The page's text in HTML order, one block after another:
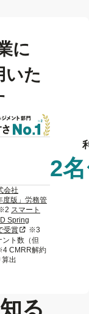
に
いた
2
会社
度版」労務管
タブまたはウィンドウで
スマート
Spring
受賞新規タブまたはウィ
※3
ト数（但
CMRR解約
出
る